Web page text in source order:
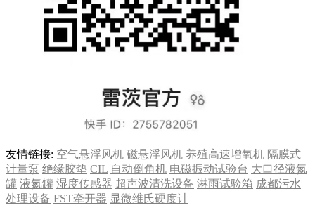
友情链接: 空气悬浮风机 磁悬浮风机 养殖高速增氧机 隔膜式
计量泵 绝缘胶垫 CIL 自动倒角机 电磁振动试验台 大口径液氮
罐 液氮罐 湿度传感器 超声波清洗设备 淋雨试验箱 成都污水
处理设备 FST牵开器 显微维氏硬度计